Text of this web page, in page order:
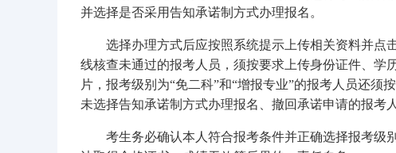
并选择是否采用告知承诺制方式办理报名。
选择办理方式后应按照系统提示上传相关资料并点
线核查未通过的报考人员，须按要求上传身份证件、学
片，报考级别为“免二科”和“增报专业”的报考人员还须
未选择告知承诺制方式办理报名、撤回承诺申请的报考
考生务必确认本人符合报考条件并正确选择报考级